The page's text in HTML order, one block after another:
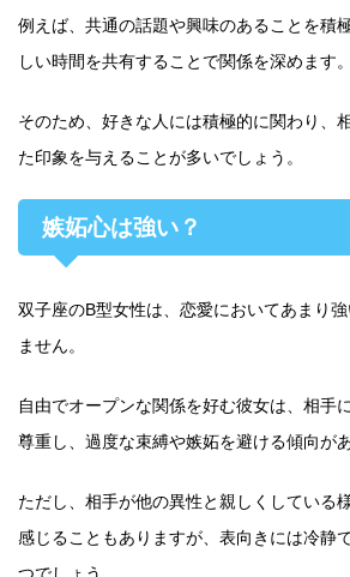
例えば、共通の話題や興味のあることを積
しい時間を共有することで関係を深めます。
そのため、好きな人には積極的に関わり、
た印象を与えることが多いでしょう。
嫉妬心は強い？
双子座のB型女性は、恋愛においてあまり
ません。
自由でオープンな関係を好む彼女は、相手
尊重し、過度な束縛や嫉妬を避ける傾向があ
ただし、相手が他の異性と親しくしている
感じることもありますが、表向きには冷静